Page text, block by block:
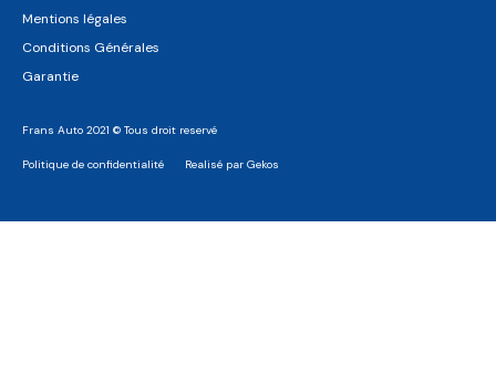
Mentions légales
Conditions Générales
Garantie
Frans Auto 2021 © Tous droit reservé
Politique de confidentialité Realisé par Gekos